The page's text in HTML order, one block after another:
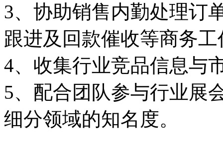
3、协助销售内勤处理订
跟进及回款催收等商务工
4、收集行业竞品信息与
5、配合团队参与行业展
细分领域的知名度。